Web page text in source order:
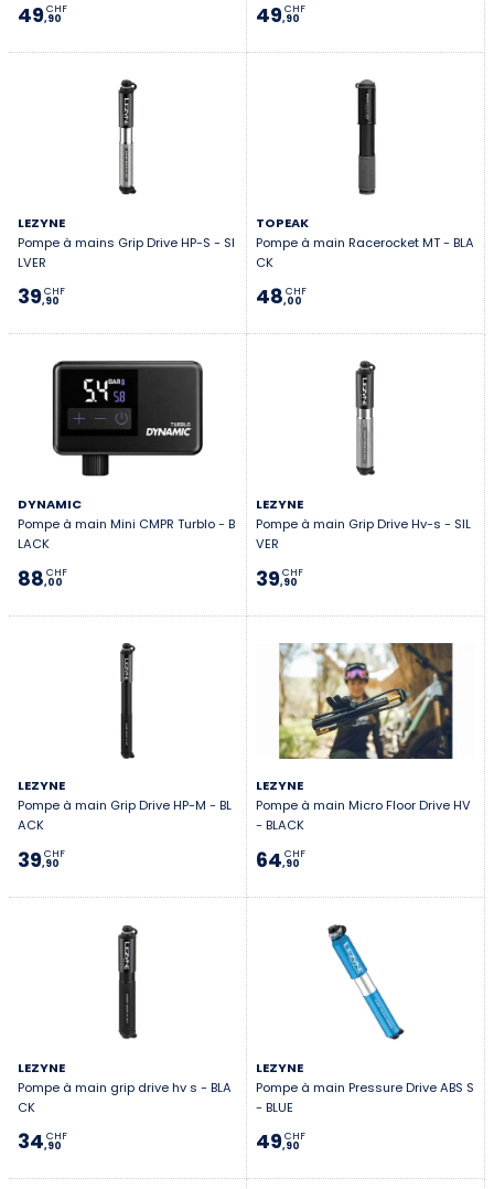
49,90
CHF 49,90
CHF
LEZYNE
Pompe à mains Grip Drive HP-S - SI
LVER
39,90
CHF
TOPEAK
Pompe à main Racerocket MT - BLA
CK
48,00
CHF
DYNAMIC
Pompe à main Mini CMPR Turblo - B
LACK
88,00
CHF
LEZYNE
Pompe à main Grip Drive Hv-s - SIL
VER
39,90
CHF
LEZYNE
Pompe à main Grip Drive HP-M - BL
ACK
39,90
CHF
LEZYNE
Pompe à main Micro Floor Drive HV
- BLACK
64,90
CHF
LEZYNE
Pompe à main grip drive hv s - BLA
CK
34,90
CHF
LEZYNE
Pompe à main Pressure Drive ABS S
- BLUE
49,90
CHF